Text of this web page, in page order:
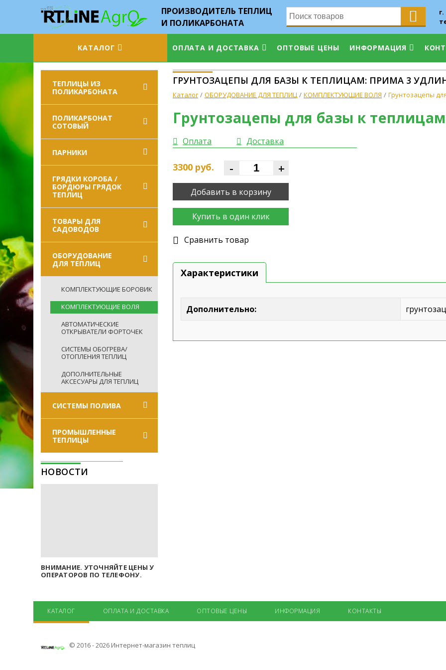
ПРОИЗВОДИТЕЛЬ ТЕПЛИЦ
И ПОЛИКАРБОНАТА
КАТАЛОГ ОПЛАТА И ДОСТАВКА ОПТОВЫЕ ЦЕНЫ ИНФОРМАЦИЯ
ТЕПЛИЦЫ ИЗ
ПОЛИКАРБОНАТА
ПОЛИКАРБОНАТ
СОТОВЫЙ
ПАРНИКИ
ГРЯДКИ КОРОБА /
БОРДЮРЫ ГРЯДОК
ТЕПЛИЦ
ТОВАРЫ ДЛЯ
САДОВОДОВ
ОБОРУДОВАНИЕ
ДЛЯ ТЕПЛИЦ
КОМПЛЕКТУЮЩИЕ БОРОВИК
КОМПЛЕКТУЮЩИЕ ВОЛЯ
АВТОМАТИЧЕСКИЕ
ОТКРЫВАТЕЛИ ФОРТОЧЕК
СИСТЕМЫ ОБОГРЕВА/
ОТОПЛЕНИЯ ТЕПЛИЦ
ДОПОЛНИТЕЛЬНЫЕ
АКСЕСУАРЫ ДЛЯ ТЕПЛИЦ
СИСТЕМЫ ПОЛИВА
ПРОМЫШЛЕННЫЕ
ТЕПЛИЦЫ
НОВОСТИ
ВНИМАНИЕ. УТОЧНЯЙТЕ ЦЕНЫ У
ОПЕРАТОРОВ ПО ТЕЛЕФОНУ.
ГРУНТОЗАЦЕПЫ ДЛЯ БАЗЫ К ТЕПЛИЦАМ: ПРИМА 3
Каталог ОБОРУДОВАНИЕ ДЛЯ ТЕПЛИЦ КОМПЛЕКТУЮЩИЕ ВОЛЯ Грунтозацепы
Грунтозацепы для базы к
Оплата Доставка
3300 руб. - +
Добавить в корзину
Купить в один клик
Cравнить товар
Характеристики
Дополнительно:
КАТАЛОГ ОПЛАТА И ДОСТАВКА ОПТОВЫЕ ЦЕНЫ ИНФОРМАЦИЯ КОНТАКТЫ
© 2016 - 2026 Интернет-магазин теплиц